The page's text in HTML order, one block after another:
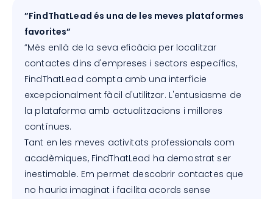
”FindThatLead és una de les meves plataformes
favorites”
”Més enllà de la seva eficàcia per localitzar
contactes dins d'empreses i sectors específics,
FindThatLead compta amb una interfície
excepcionalment fàcil d'utilitzar. L'entusiasme de
la plataforma amb actualitzacions i millores
contínues.
Tant en les meves activitats professionals com
acadèmiques, FindThatLead ha demostrat ser
inestimable. Em permet descobrir contactes que
no hauria imaginat i facilita acords sense